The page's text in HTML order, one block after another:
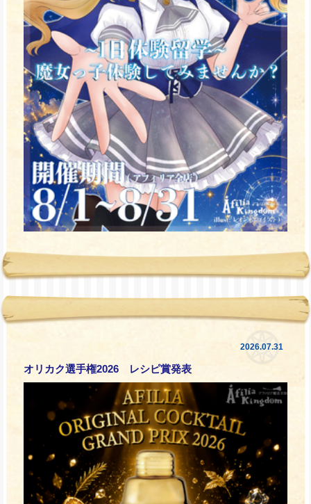
2026.07.31
オリカク選手権2026 レシピ賞発表